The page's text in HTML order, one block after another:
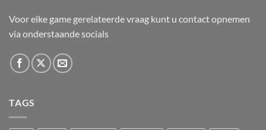
Voor elke game gerelateerde vraag kunt u contact opnemen
via onderstaande socials
TAGS